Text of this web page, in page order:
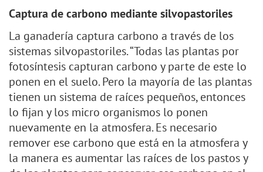
Captura de carbono mediante silvopastoriles
La ganadería captura carbono a través de los
sistemas silvopastoriles. “Todas las plantas por
fotosíntesis capturan carbono y parte de este lo
ponen en el suelo. Pero la mayoría de las plantas
tienen un sistema de raíces pequeños, entonces
lo fijan y los micro organismos lo ponen
nuevamente en la atmosfera. Es necesario
remover ese carbono que está en la atmosfera y
la manera es aumentar las raíces de los pastos y